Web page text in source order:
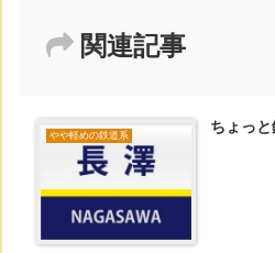
関連記事
やや軽めの鉄道系 ちょっ